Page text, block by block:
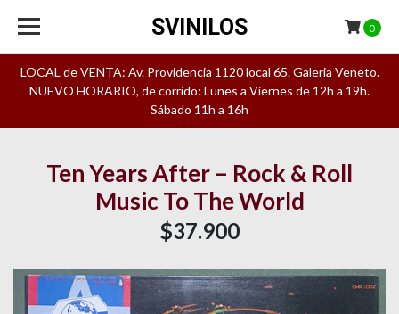
LOCAL de VENTA: Av. Providencia 1120 local 65. Galeria Veneto.
NUEVO HORARIO, de corrido: Lunes a Viernes de 12h a 19h.
Sábado 11h a 16h
SVINILOS 0
Ten Years After – Rock & Roll
Music To The World
$37.900